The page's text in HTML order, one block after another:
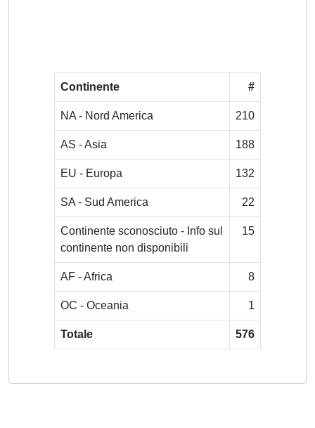
Continente #
NA - Nord America 210
AS - Asia 188
EU - Europa 132
SA - Sud America 22
Continente sconosciuto - Info sul
continente non disponibili
15
AF - Africa 8
OC - Oceania 1
Totale 576